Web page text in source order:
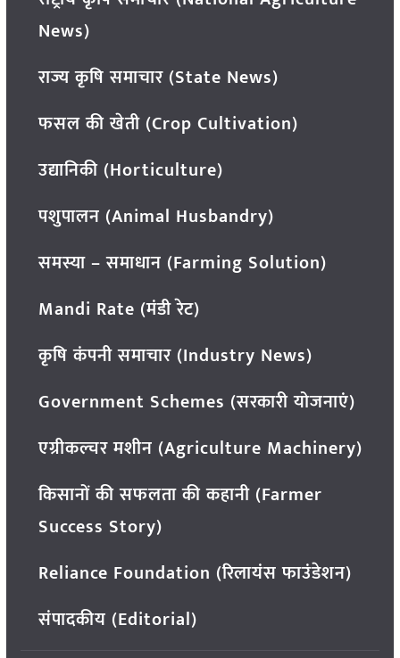
News)
राज्य कृषि समाचार (State News)
फसल की खेती (Crop Cultivation)
उद्यानिकी (Horticulture)
पशुपालन (Animal Husbandry)
समस्या – समाधान (Farming Solution)
Mandi Rate (मंडी रेट)
कृषि कंपनी समाचार (Industry News)
Government Schemes (सरकारी योजनाएं)
एग्रीकल्चर मशीन (Agriculture Machinery)
किसानों की सफलता की कहानी (Farmer
Success Story)
Reliance Foundation (रिलायंस फाउंडेशन)
संपादकीय (Editorial)